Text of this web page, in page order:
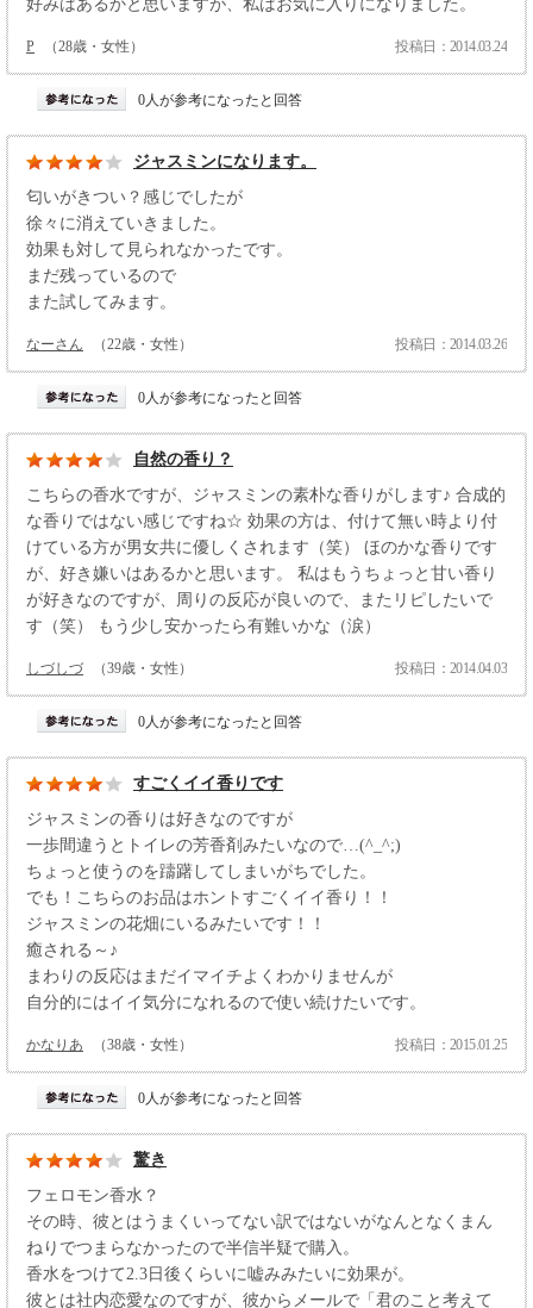
好みはあるかと思いますが、私はお気に入りになりました。
P （28歳・女性） 投稿日：2014.03.24
0人が参考になったと回答
ジャスミンになります。
匂いがきつい？感じでしたが
徐々に消えていきました。
効果も対して見られなかったです。
まだ残っているので
また試してみます。
なーさん （22歳・女性） 投稿日：2014.03.26
0人が参考になったと回答
自然の香り？
こちらの香水ですが、ジャスミンの素朴な香りがします♪ 合成的
な香りではない感じですね☆ 効果の方は、付けて無い時より付
けている方が男女共に優しくされます（笑） ほのかな香りです
が、好き嫌いはあるかと思います。 私はもうちょっと甘い香り
が好きなのですが、周りの反応が良いので、またリピしたいで
す（笑） もう少し安かったら有難いかな（涙）
しづしづ （39歳・女性） 投稿日：2014.04.03
0人が参考になったと回答
すごくイイ香りです
ジャスミンの香りは好きなのですが
一歩間違うとトイレの芳香剤みたいなので…(^_^;)
ちょっと使うのを躊躇してしまいがちでした。
でも！こちらのお品はホントすごくイイ香り！！
ジャスミンの花畑にいるみたいです！！
癒される～♪
まわりの反応はまだイマイチよくわかりませんが
自分的にはイイ気分になれるので使い続けたいです。
かなりあ （38歳・女性） 投稿日：2015.01.25
0人が参考になったと回答
驚き
フェロモン香水？
その時、彼とはうまくいってない訳ではないがなんとなくまん
ねりでつまらなかったので半信半疑で購入。
香水をつけて2.3日後くらいに嘘みみたいに効果が。
彼とは社内恋愛なのですが、彼からメールで「君のこと考えて